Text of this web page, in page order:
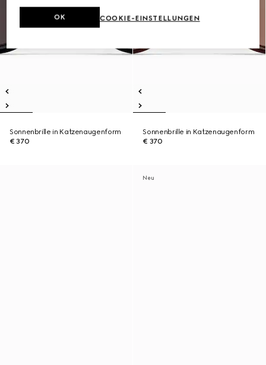
Sonnenbrille in Katzenaugenform
€ 370
Sonnenbrille in Katzenaugenform
€ 370
Neu
COOKIE-EINSTELLUNGEN
OK